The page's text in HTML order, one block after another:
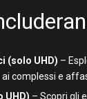
(solo UHD) –
complessi e
UHD) – Scopri gli